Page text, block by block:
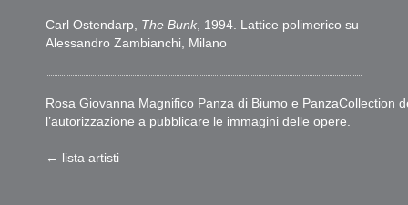
Carl Ostendarp, The Bunk , 1994. Lattice polimerico su lino,
Alessandro Zambianchi, Milano
Rosa Giovanna Magnifico Panza di Biumo e PanzaCollection
l’autorizzazione a pubblicare le immagini delle opere.
← lista artisti